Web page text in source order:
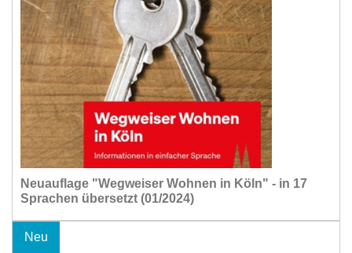
Neuauflage "Wegweiser Wohnen in Köln" - in 17
Sprachen übersetzt (01/2024)
Neu